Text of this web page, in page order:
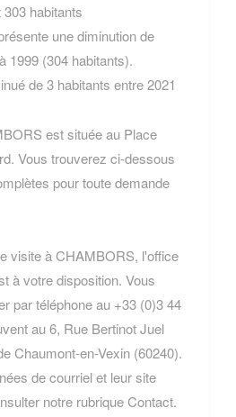
habitants
une diminution de
1999 (304 habitants).
de 3 habitants entre 2021
est située au Place
Vous trouverez ci-dessous
pour toute demande
visite à CHAMBORS, l'office
à votre disposition. Vous
par téléphone au +33 (0)3 44
au 6, Rue Bertinot Juel
Chaumont-en-Vexin (60240).
de courriel et leur site
notre rubrique Contact.